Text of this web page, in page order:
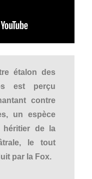
étalon des
est perçu
contre
un espèce
héritier de la
le tout
par la Fox.